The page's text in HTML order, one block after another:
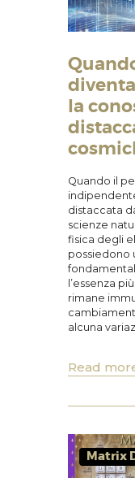
la
Quando il
distaccata
scienze
fisica degli
possiedono
l’essenza
rimane
alcuna
Read
Matrix